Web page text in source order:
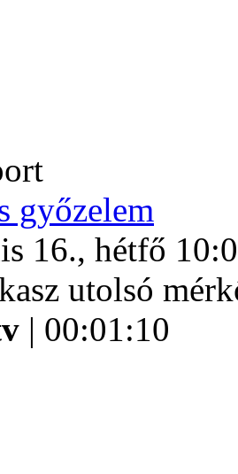
győzelem
16., hétfő
utolsó
| 00:01:10